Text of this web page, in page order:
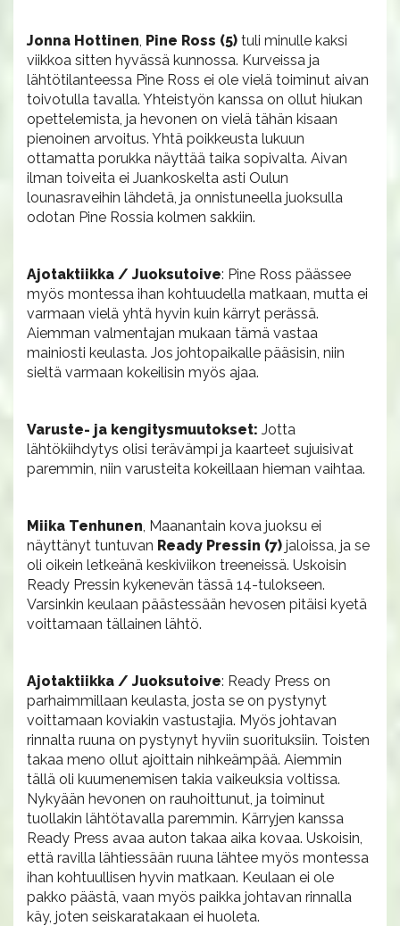
Jonna Hottinen, Pine Ross (5) tuli minulle kaksi
viikkoa sitten hyvässä kunnossa. Kurveissa ja
lähtötilanteessa Pine Ross ei ole vielä toiminut aivan
toivotulla tavalla. Yhteistyön kanssa on ollut hiukan
opettelemista, ja hevonen on vielä tähän kisaan
pienoinen arvoitus. Yhtä poikkeusta lukuun
ottamatta porukka näyttää taika sopivalta. Aivan
ilman toiveita ei Juankoskelta asti Oulun
lounasraveihin lähdetä, ja onnistuneella juoksulla
odotan Pine Rossia kolmen sakkiin.
Ajotaktiikka / Juoksutoive: Pine Ross päässee
myös montessa ihan kohtuudella matkaan, mutta ei
varmaan vielä yhtä hyvin kuin kärryt perässä.
Aiemman valmentajan mukaan tämä vastaa
mainiosti keulasta. Jos johtopaikalle pääsisin, niin
sieltä varmaan kokeilisin myös ajaa.
Varuste- ja kengitysmuutokset: Jotta
lähtökiihdytys olisi terävämpi ja kaarteet sujuisivat
paremmin, niin varusteita kokeillaan hieman vaihtaa.
Miika Tenhunen, Maanantain kova juoksu ei
näyttänyt tuntuvan Ready Pressin (7) jaloissa, ja se
oli oikein letkeänä keskiviikon treeneissä. Uskoisin
Ready Pressin kykenevän tässä 14-tulokseen.
Varsinkin keulaan päästessään hevosen pitäisi kyetä
voittamaan tällainen lähtö.
Ajotaktiikka / Juoksutoive: Ready Press on
parhaimmillaan keulasta, josta se on pystynyt
voittamaan koviakin vastustajia. Myös johtavan
rinnalta ruuna on pystynyt hyviin suorituksiin. Toisten
takaa meno ollut ajoittain nihkeämpää. Aiemmin
tällä oli kuumenemisen takia vaikeuksia voltissa.
Nykyään hevonen on rauhoittunut, ja toiminut
tuollakin lähtötavalla paremmin. Kärryjen kanssa
Ready Press avaa auton takaa aika kovaa. Uskoisin,
että ravilla lähtiessään ruuna lähtee myös montessa
ihan kohtuullisen hyvin matkaan. Keulaan ei ole
pakko päästä, vaan myös paikka johtavan rinnalla
käy, joten seiskaratakaan ei huoleta.